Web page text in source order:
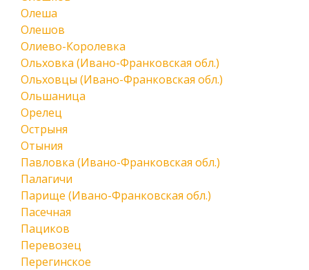
Олеша
Олешов
Олиево-Королевка
Ольховка (Ивано-Франковская обл.)
Ольховцы (Ивано-Франковская обл.)
Ольшаница
Орелец
Острыня
Отыния
Павловка (Ивано-Франковская обл.)
Палагичи
Парище (Ивано-Франковская обл.)
Пасечная
Пациков
Перевозец
Перегинское